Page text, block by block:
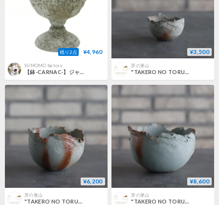
残り2点 ¥4,960
SUMOMO factory
【鉢-CARNAC-】ジャンヌアンティークゴブレットG（モス）
¥3,500
芽の巣山
"TAKERO NO TORUKO" / CHIGIRI / マメ (2号) no.802/197
¥6,200
芽の巣山
"TAKERO NO TORUKO" / CHIGIRI / M (3.5号) no.802/166
¥8,600
芽の巣山
"TAKERO NO TORUKO" / CHIGIRI / L (4.5号) no.802/159